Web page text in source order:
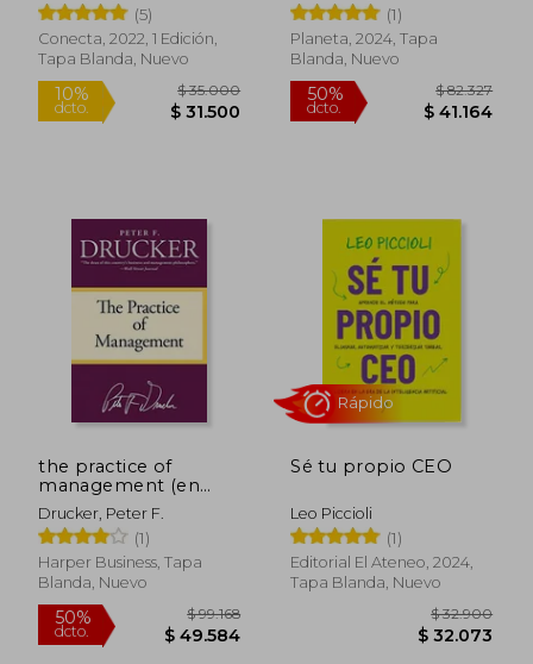
(5)
Conecta, 2022, 1 Edición,
Tapa Blanda, Nuevo
10%
Rápido
(1)
Planeta, 2024, Tapa
Blanda, Nuevo
50%
dcto.
the practice of
management (en
Inglés)
Drucker, Peter F.
(1)
Harper Business, Tapa
Blanda, Nuevo
Sé tu propio CEO
Leo Piccioli
(1)
Editorial El Ateneo, 2024,
Tapa Blanda, Nuevo
Rápido